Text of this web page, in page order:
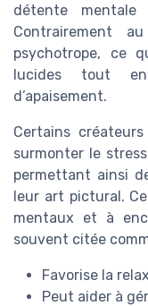
détente mentale
Contrairement
psychotrope, ce
lucides tout en
d’apaisement.
Certains
surmonter le
permettant ainsi
leur art pictural.
mentaux et à
souvent citée
Favorise la
Peut aider à